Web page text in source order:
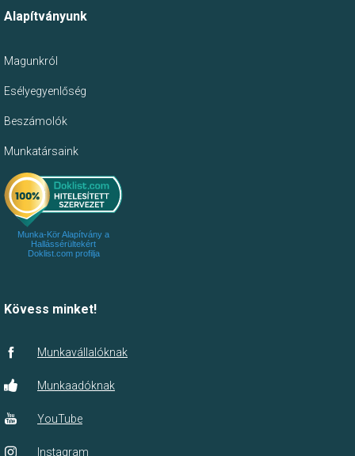
Alapítványunk
Magunkról
Esélyegyenlőség
Beszámolók
Munkatársaink
Munka-Kör Alapítvány a
Hallássérültekért
Doklist.com profilja
Kövess minket!
Munkavállalóknak
Munkaadóknak
YouTube
Instagram